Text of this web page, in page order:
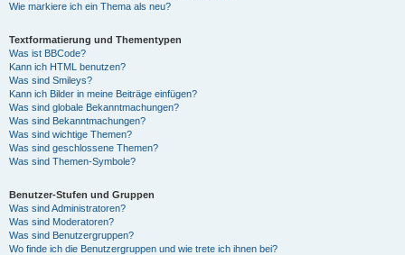
Wie markiere ich ein Thema als neu?
Textformatierung und Thementypen
Was ist BBCode?
Kann ich HTML benutzen?
Was sind Smileys?
Kann ich Bilder in meine Beiträge einfügen?
Was sind globale Bekanntmachungen?
Was sind Bekanntmachungen?
Was sind wichtige Themen?
Was sind geschlossene Themen?
Was sind Themen-Symbole?
Benutzer-Stufen und Gruppen
Was sind Administratoren?
Was sind Moderatoren?
Was sind Benutzergruppen?
Wo finde ich die Benutzergruppen und wie trete ich ihnen bei?